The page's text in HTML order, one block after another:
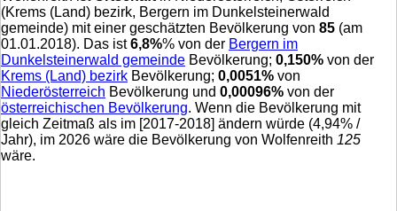
(Krems (Land) bezirk, Bergern im Dunkelsteinerwald
gemeinde) mit einer geschätzten Bevölkerung von 85 (am
01.01.2018). Das ist6,8%% von der Bergern im
Dunkelsteinerwald gemeinde Bevölkerung; 0,150% von der
Krems (Land) bezirk Bevölkerung; 0,0051% von
Niederösterreich Bevölkerung und 0,00096% von der
österreichischen Bevölkerung. Wenn die Bevölkerung mit
gleich Zeitmaß als im [2017-2018] ändern würde (4,94% /
Jahr), im 2026 wäre die Bevölkerung von Wolfenreith 125
wäre.